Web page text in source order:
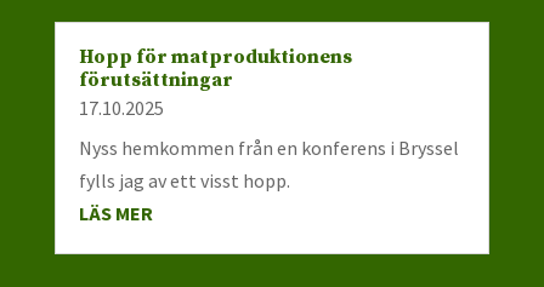
Hopp för matproduktionens
förutsättningar
17.10.2025
Nyss hemkommen från en konferens i Bryssel
fylls jag av ett visst hopp.
LÄS MER